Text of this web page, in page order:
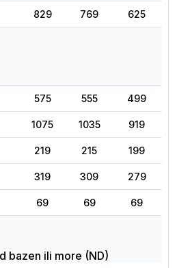
829 769 625
575 555 499
1075 1035 919
219 215 199
319 309 279
69 69 69
bazen ili more (ND)